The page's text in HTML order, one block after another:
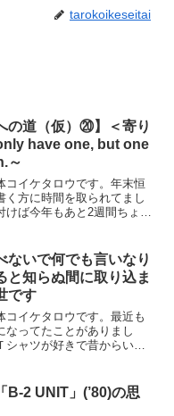
tarokoikeseitai
の道（仮）⑳】＜寄り
have one, but one
～
コイケタロウです。年末恒
く方に時間を取られてまし
けば今年もあと2週間ちょ
に個人的でもあるので反応
せんでしたが...
ないで何でも言いなり
と知らぬ間に取り込ま
です
コイケタロウです。最近も
なってたことがありまし
シャツが好きで昔からいろ
で、Ｔシャツって着るのは
じゃないですか...
B-2 UNIT」(’80)の思